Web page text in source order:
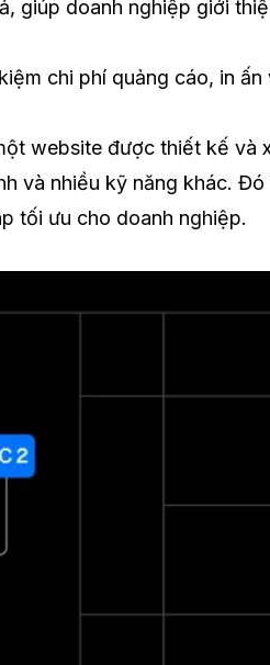
giúp doanh nghiệp giới
chi phí quảng cáo, in
website được thiết kế và
và nhiều kỹ năng khác.
tối ưu cho doanh nghiệp.